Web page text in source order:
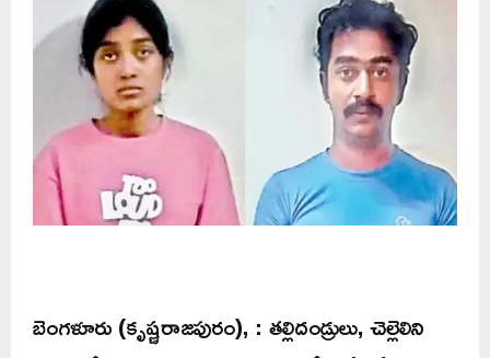
బెంగళూరు (కృష్ణరాజపురం), : తల్లిదండ్రులు, చెల్లెలిని